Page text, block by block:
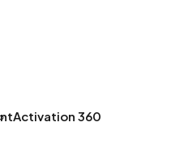
Activation 360